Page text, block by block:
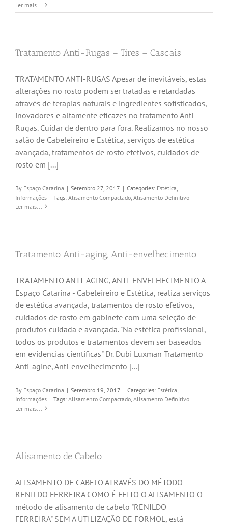
Ler mais...
Tratamento Anti-Rugas – Tires – Cascais
TRATAMENTO ANTI-RUGAS Apesar de inevitáveis, estas
alterações no rosto podem ser tratadas e retardadas
através de terapias naturais e ingredientes sofisticados,
inovadores e altamente eficazes no tratamento Anti-
Rugas. Cuidar de dentro para fora. Realizamos no nosso
salão de Cabeleireiro e Estética, serviços de estética
avançada, tratamentos de rosto efetivos, cuidados de
rosto em [...]
By Espaço Catarina | Setembro 27, 2017 | Categories: Estética
Informações | Tags: Alisamento Compactado Alisamento Definitivo
Ler mais...
Tratamento Anti-aging, Anti-envelhecimento
TRATAMENTO ANTI-AGING, ANTI-ENVELHECIMENTO A
Espaço Catarina - Cabeleireiro e Estética, realiza serviços
de estética avançada, tratamentos de rosto efetivos,
cuidados de rosto em gabinete com uma seleção de
produtos cuidada e avançada. "Na estética profissional,
todos os produtos e tratamentos devem ser baseados
em evidencias cientificas" Dr. Dubi Luxman Tratamento
Anti-agine, Anti-envelhecimento [...]
By Espaço Catarina | Setembro 19, 2017 | Categories: Estética
Informações | Tags: Alisamento Compactado Alisamento Definitivo
Ler mais...
Alisamento de Cabelo
ALISAMENTO DE CABELO ATRAVÉS DO MÉTODO
RENILDO FERREIRA COMO É FEITO O ALISAMENTO O
método de alisamento de cabelo "RENILDO
FERREIRA" SEM A UTILIZAÇÃO DE FORMOL, está